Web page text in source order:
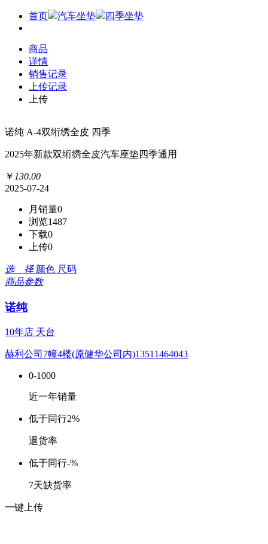
首页 汽车坐垫 四季坐垫
商品
详情
销售记录
上传记录
上传
诺纯 A-4双绗绣全皮 四季
2025年新款双绗绣全皮汽车座垫四季通用
￥ 130.00
2025-07-24
月销量0
浏览1487
下载0
上传0
选 择 颜色 尺码
商品参数
诺纯
10年店 天台
赫利公司7幢4楼(原健华公司内)13511464043
0-1000
近一年销量
低于同行2%
退货率
低于同行-%
7天缺货率
一键上传